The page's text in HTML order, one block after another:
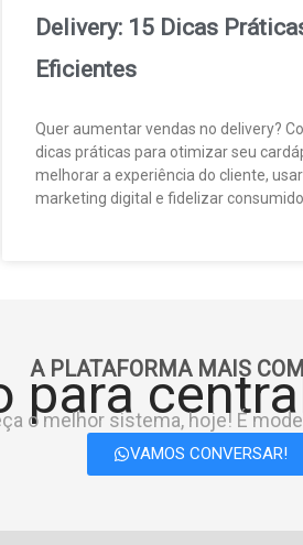
Delivery: 15 Dicas
Eficientes
Quer aumentar vendas no delivery?
dicas práticas para otimizar seu
melhorar a experiência do cliente, usar
marketing digital e fidelizar
A PLATAFORMA MAIS
para
o melhor sistema, hoje! É
VAMOS CONVERSAR!